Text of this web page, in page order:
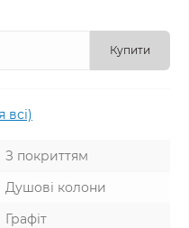
Купити
всі)
З покриттям
Душові колони
Графіт